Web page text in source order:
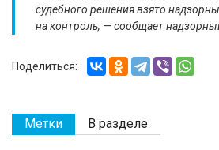
судебного решения взято
на контроль, — сообщает
Поделиться:
Метки В разделе